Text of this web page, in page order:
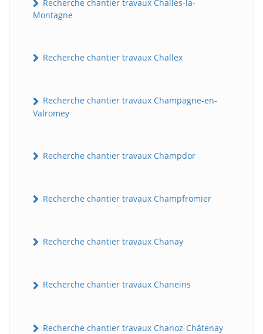
Recherche chantier travaux Challes-la-
Montagne
Recherche chantier travaux Challex
Recherche chantier travaux Champagne-en-
Valromey
Recherche chantier travaux Champdor
Recherche chantier travaux Champfromier
Recherche chantier travaux Chanay
Recherche chantier travaux Chaneins
Recherche chantier travaux Chanoz-Châtenay